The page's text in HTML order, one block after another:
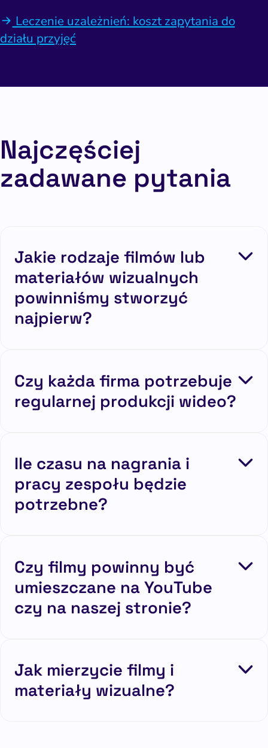
Leczenie uzależnień: koszt zapytania do
działu przyjęć
Najczęściej
zadawane pytania
Jakie rodzaje filmów lub
materiałów wizualnych
powinniśmy stworzyć
najpierw?
Czy każda firma potrzebuje
regularnej produkcji wideo?
Ile czasu na nagrania i
pracy zespołu będzie
potrzebne?
Czy filmy powinny być
umieszczane na YouTube
czy na naszej stronie?
Jak mierzycie filmy i
materiały wizualne?